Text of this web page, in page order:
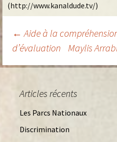
(http://www.kanaldude.tv/)
Navigation
des
articles
← Aide à la
d’évaluation
Maylis
Articles récents
Les Parcs Nationaux
Discrimination